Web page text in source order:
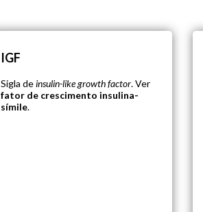
IGF
Sigla deinsulin-like growth factor. Ver
fator de crescimento insulina-
símile.